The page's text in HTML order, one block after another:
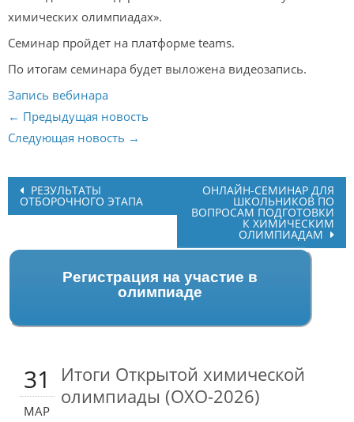
химических олимпиадах».
Семинар пройдет на платформе teams.
По итогам семинара будет выложена видеозапись.
Запись вебинара
← Предыдущая новость
Следующая новость →
Post
navigation
РЕЗУЛЬТАТЫ
ОТБОРОЧНОГО ЭТАПА
ОНЛАЙН-СЕМИНАР ДЛЯ
ШКОЛЬНИКОВ ПО
ВОПРОСАМ ПОДГОТОВКИ
К ХИМИЧЕСКИМ
ОЛИМПИАДАМ
Регистрация на участие в
олимпиаде
31
МАР
Итоги Открытой химической
олимпиады (ОХО-2026)